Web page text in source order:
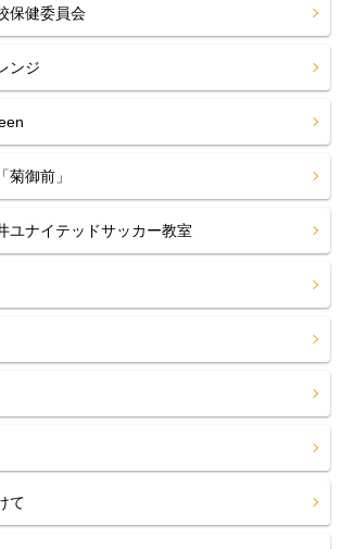
保健委員会
ンジ
菊御前」
ナイテッドサッカー教室
て